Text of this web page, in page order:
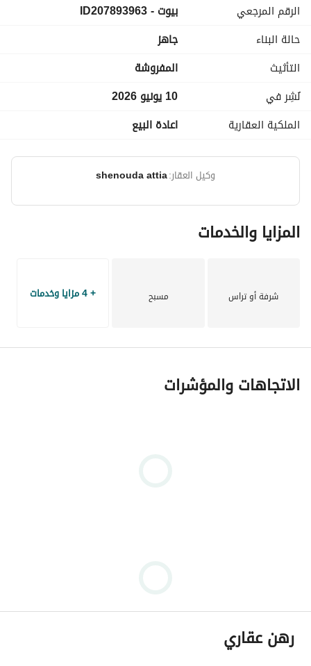
الرقم المرجعي
بيوت - ID207893963
حالة البناء
جاهز
التأثيث
المفروشة
نُشِر في
10 يونيو 2026
الملكية العقارية
اعادة البيع
وكيل العقار:shenouda attia
المزايا والخدمات
شرفة أو تراس مسبح + 4 مزايا وخدمات
الاتجاهات والمؤشرات
رهن عقاري